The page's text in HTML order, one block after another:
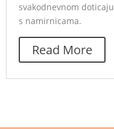
svakodnevnom doticaju
s namirnicama.
Read More